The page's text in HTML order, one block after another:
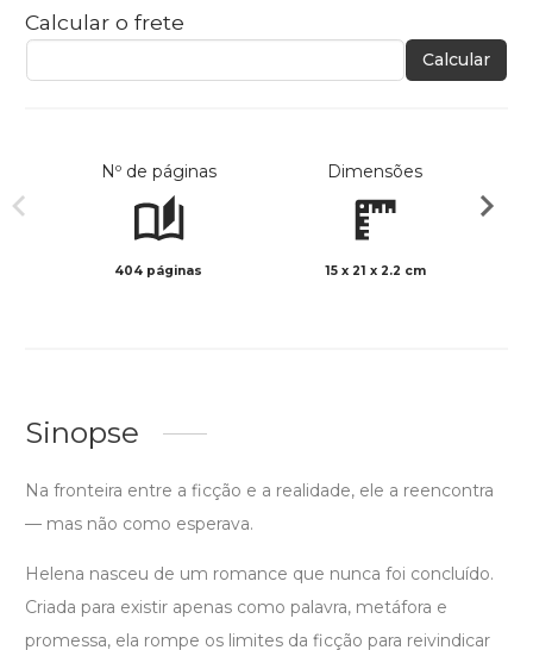
Calcular o frete
Calcular
Nº de páginas
404 páginas
Dimensões
15 x 21 x 2.2 cm
Sinopse
Na fronteira entre a ficção e a realidade, ele a reencontra
— mas não como esperava.
Helena nasceu de um romance que nunca foi concluído.
Criada para existir apenas como palavra, metáfora e
promessa, ela rompe os limites da ficção para reivindicar